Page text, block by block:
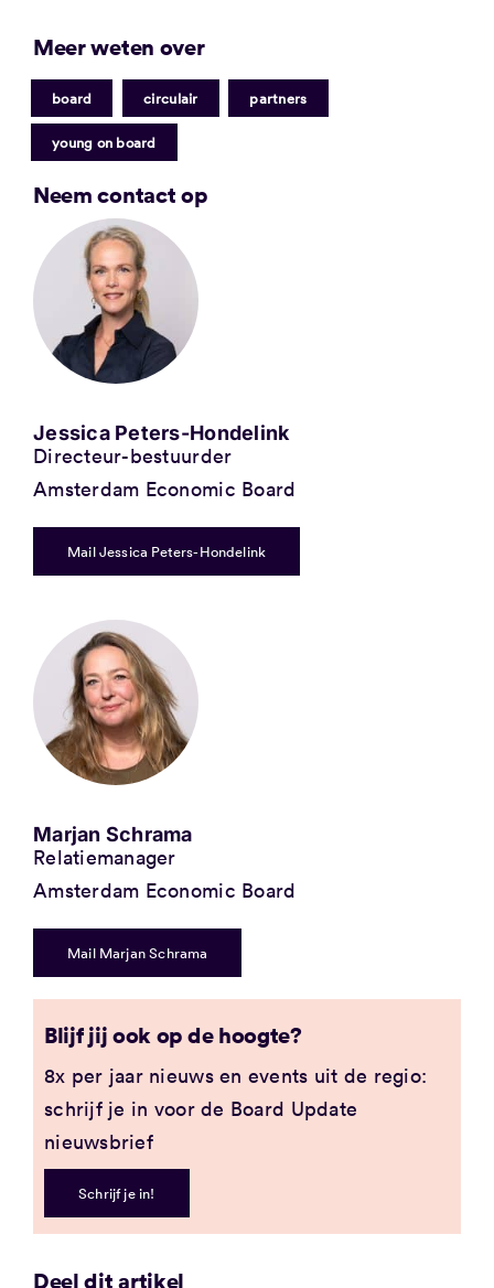
Meer weten over
board circulair partners
young on board
Neem contact op
Jessica Peters-Hondelink
Directeur-bestuurder
Amsterdam Economic Board
Mail Jessica Peters-Hondelink
Marjan Schrama
Relatiemanager
Amsterdam Economic Board
Mail Marjan Schrama
Blijf jij ook op de hoogte?
8x per jaar nieuws en events uit de regio:
schrijf je in voor de Board Update
nieuwsbrief
Schrijf je in!
Deel dit artikel